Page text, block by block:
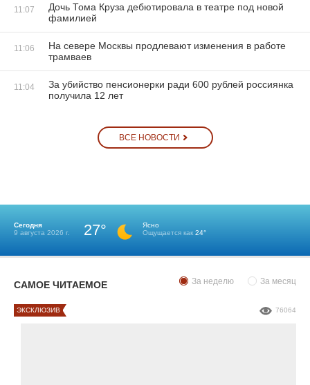
11:07
Дочь Тома Круза дебютировала в театре под новой
фамилией
11:06
На севере Москвы продлевают изменения в работе
трамваев
11:04
За убийство пенсионерки ради 600 рублей россиянка
получила 12 лет
ВСЕ НОВОСТИ
Сегодня
9 августа 2026 г.
27°
Ясно
Ощущается как 24°
САМОЕ ЧИТАЕМОЕ За неделю За месяц
ЭКСКЛЮЗИВ 76064